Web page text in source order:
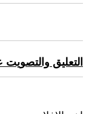
التعليق